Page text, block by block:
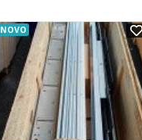
NOVO